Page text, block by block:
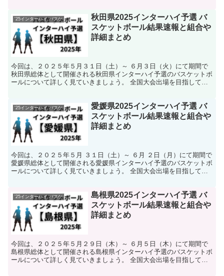
'25インターハイ バスケ
秋田県2025インターハイ予選 バ
スケットボール結果速報と組合や
詳細まとめ
今回は、２０２５年５月３１日（土）～ ６月３日（火）にて期間で
秋田県総体として開催される秋田県インターハイ予選のバスケットボ
ールについて詳しく見ていきましょう。 全国大会出場を目指して熱
'25インターハイ バスケ
愛媛県2025インターハイ予選 バ
スケットボール結果速報と組合や
詳細まとめ
今回は、２０２５年５月 ３１日（土）～ ６月 ２日（月）にて期間で
愛媛県総体として開催される愛媛県インターハイ予選のバスケットボ
ールについて詳しく見ていきましょう。 全国大会出場を目指して熱
'25インターハイ バスケ
島根県2025インターハイ予選 バ
スケットボール結果速報と組合や
詳細まとめ
今回は、２０２５年５月２９日（木）～ ６月５日（木）にて期間で
島根県総体として開催される島根県インターハイ予選のバスケットボ
ールについて詳しく見ていきましょう。 全国大会出場を目指して熱